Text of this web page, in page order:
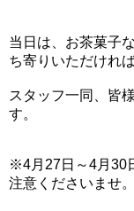
当日は、お茶菓子
ち寄りいただけれ
スタッフ一同、皆
す。
※4月27日～4月30
注意くださいませ。